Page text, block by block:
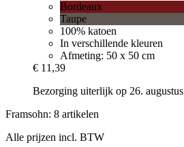
Bordeaux
Taupe
100% katoen
In verschillende kleuren
Afmeting: 50 x 50 cm
€ 11,39
Bezorging uiterlijk op 26. augustus
Framsohn: 8 artikelen
Alle prijzen incl. BTW